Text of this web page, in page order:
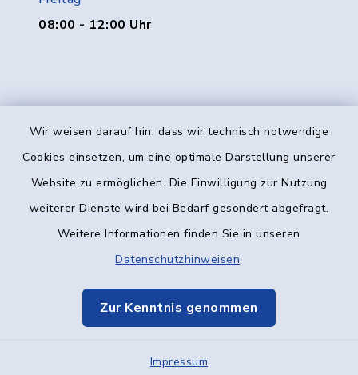
Wir weisen darauf hin, dass wir technisch notwendige
Cookies einsetzen, um eine optimale Darstellung unserer
Website zu ermöglichen. Die Einwilligung zur Nutzung
weiterer Dienste wird bei Bedarf gesondert abgefragt.
Weitere Informationen finden Sie in unseren
Datenschutzhinweisen.
Zur Kenntnis genommen
Impressum
08:00 - 12:00 Uhr
Kontakt
Datenschutz
Elektronische Kommunikation
Sitemap